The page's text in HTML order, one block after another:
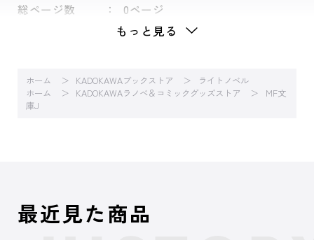
総ページ数 0ページ
もっと見る
ホーム KADOKAWAブックストア
ライトノベル
ホーム
KADOKAWAラノベ＆コミックグッズストア
MF文
庫J
最近見た商品